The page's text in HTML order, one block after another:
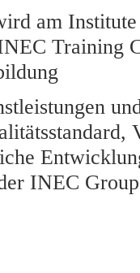
am
Training
INEC